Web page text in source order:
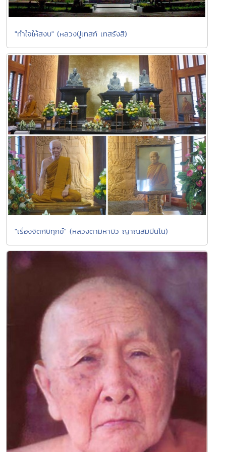
"ทำใจให้สงบ" (หลวงปู่เทสก์ เทสรังสี)
"เรื่องจิตกับทุกข์" (หลวงตามหาบัว ญาณสัมปันโน)